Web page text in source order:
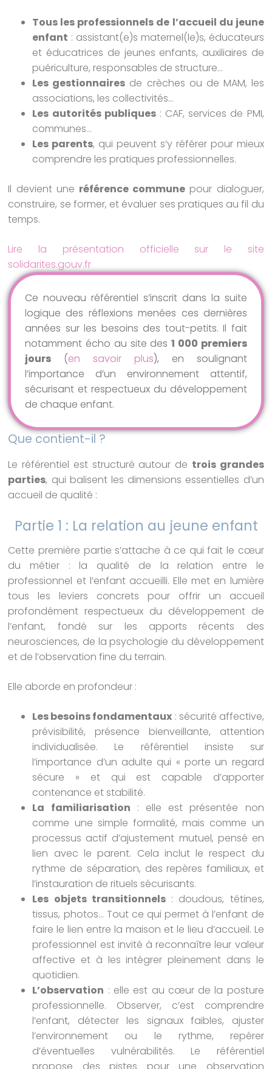
Tous les professionnels de l’accueil du jeune
enfant : assistant(e)s maternel(le)s, éducateurs
et éducatrices de jeunes enfants, auxiliaires de
puériculture, responsables de structure…
Les gestionnaires de crèches ou de MAM, les
associations, les collectivités…
Les autorités publiques: CAF, services de PMI,
communes…
Les parents, qui peuvent s’y référer pour mieux
comprendre les pratiques professionnelles.
Il devient une référence commune pour dialoguer,
construire, se former, et évaluer ses pratiques au fil du
temps.
Lire la présentation officielle sur le site
solidarites.gouv.fr
Ce nouveau référentiel s’inscrit dans la suite
logique des réflexions menées ces dernières
années sur les besoins des tout-petits. Il fait
notamment écho au site des1 000 premiers
jours (en savoir plus), en soulignant
l’importance d’un environnement attentif,
sécurisant et respectueux du développement
de chaque enfant.
Que contient-il ?
Le référentiel est structuré autour de trois grandes
parties, qui balisent les dimensions essentielles d’un
accueil de qualité :
Partie 1 : La relation au jeune enfant
Cette première partie s’attache à ce qui fait le cœur
du métier : la qualité de la relation entre le
professionnel et l’enfant accueilli. Elle met en lumière
tous les leviers concrets pour offrir un accueil
profondément respectueux du développement de
l’enfant, fondé sur les apports récents des
neurosciences, de la psychologie du développement
et de l’observation fine du terrain.
Elle aborde en profondeur :
Les besoins fondamentaux : sécurité affective,
prévisibilité, présence bienveillante, attention
individualisée. Le référentiel insiste sur
l’importance d’un adulte qui « porte un regard
sécure » et qui est capable d’apporter
contenance et stabilité.
La familiarisation : elle est présentée non
comme une simple formalité, mais comme un
processus actif d’ajustement mutuel, pensé en
lien avec le parent. Cela inclut le respect du
rythme de séparation, des repères familiaux, et
l’instauration de rituels sécurisants.
Les objets transitionnels: doudous, tétines,
tissus, photos… Tout ce qui permet à l’enfant de
faire le lien entre la maison et le lieu d’accueil. Le
professionnel est invité à reconnaître leur valeur
affective et à les intégrer pleinement dans le
quotidien.
L’observation : elle est au cœur de la posture
professionnelle. Observer, c’est comprendre
l’enfant, détecter les signaux faibles, ajuster
l’environnement ou le rythme, repérer
d’éventuelles vulnérabilités. Le référentiel